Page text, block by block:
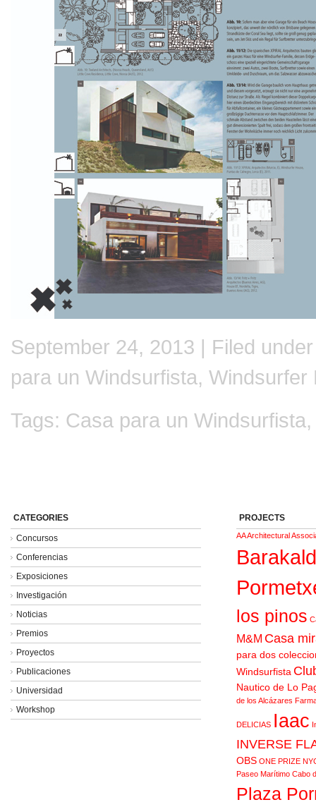
September 24, 2013 | Filed
para un Windsurfista, Windsurfer
Tags: Casa para un Windsurfista
CATEGORIES
Concursos
Conferencias
Exposiciones
Investigación
Noticias
Premios
Proyectos
Publicaciones
Universidad
Workshop
PROJECTS
AA Architectural
los pinos
M&M Casa
para dos
Windsurfista
Nautico de Lo
de los Alcázares
DELICIAS Iaac
INVERSE
OBS ONE PRIZE
Paseo Marítimo Cabo
Plaza